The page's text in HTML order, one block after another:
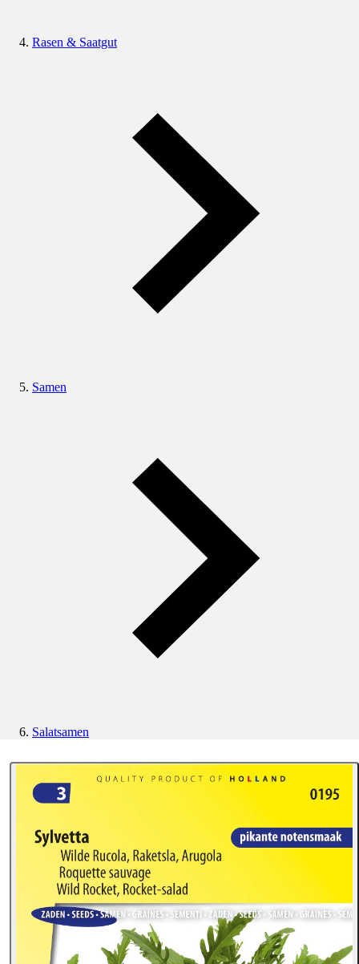
Rasen & Saatgut
Samen
Salatsamen